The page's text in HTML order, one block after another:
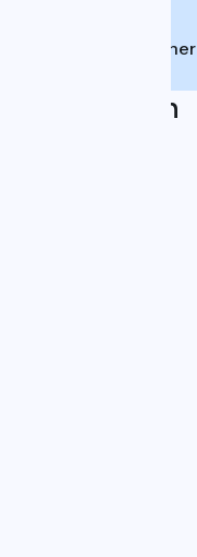
Téléphoner
Localisation